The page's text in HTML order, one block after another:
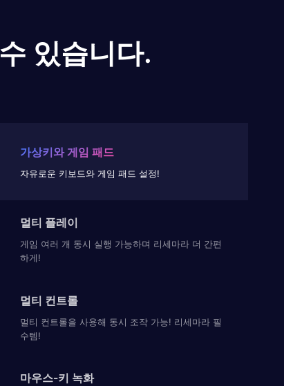
있습니다.
가상키와 게임 패드
자유로운 키보드와 게임 패드 설정!
멀티 플레이
게임 여러 개 동시 실행 가능하며 리세마라 더 간편
하게!
멀티 컨트롤
멀티 컨트롤을 사용해 동시 조작 가능! 리세마라 필
수템!
마우스-키 녹화